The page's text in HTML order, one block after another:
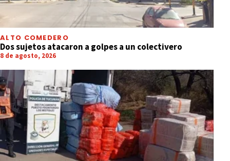
ALTO COMEDERO
Dos sujetos atacaron a golpes a un colectivero
8 de agosto, 2026